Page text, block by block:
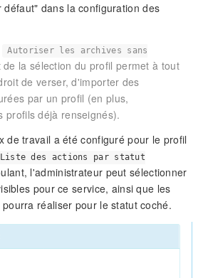
défaut" dans la configuration des
Autoriser les archives sans
de la sélection du profil permet à tout
de verser, d'importer des
par un profil (en plus,
profils déjà renseignés).
de travail a été configuré pour le profil
Liste des actions par statut
l'administrateur peut sélectionner
pour ce service, ainsi que les
réaliser pour le statut coché.